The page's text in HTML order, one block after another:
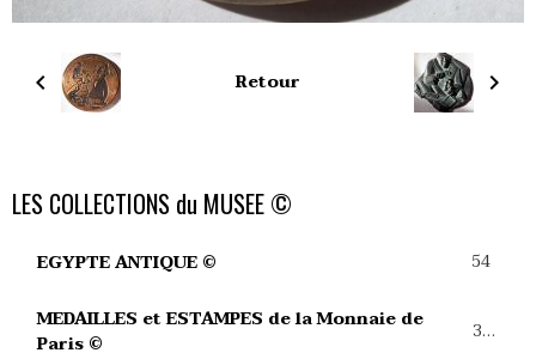
Retour
LES COLLECTIONS du MUSEE ©
EGYPTE ANTIQUE © 54
MEDAILLES et ESTAMPES de la Monnaie de
Paris ©
39